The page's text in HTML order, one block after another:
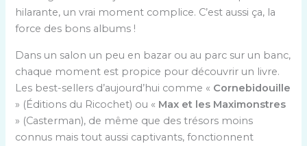
hilarante, un vrai moment complice. C’est aussi ça, la
force des bons albums !
Dans un salon un peu en bazar ou au parc sur un banc,
chaque moment est propice pour découvrir un livre.
Les best-sellers d’aujourd’hui comme « Cornebidouille
» (Éditions du Ricochet) ou « Max et les Maximonstres
» (Casterman), de même que des trésors moins
connus mais tout aussi captivants, fonctionnent